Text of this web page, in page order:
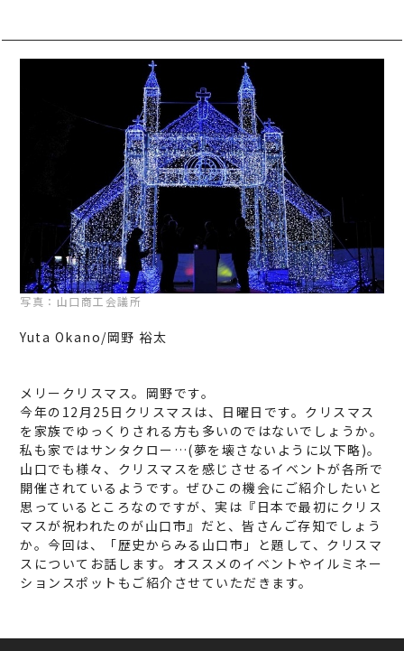
RECRUIT/エントリー
写真：山口商工会議所
Yuta Okano/岡野 裕太
メリークリスマス。岡野です。
今年の12月25日クリスマスは、日曜日です。クリスマス
を家族でゆっくりされる方も多いのではないでしょうか。
私も家ではサンタクロー…(夢を壊さないように以下略)。
山口でも様々、クリスマスを感じさせるイベントが各所で
開催されているようです。ぜひこの機会にご紹介したいと
思っているところなのですが、実は『日本で最初にクリス
マスが祝われたのが山口市』だと、皆さんご存知でしょう
か。今回は、「歴史からみる山口市」と題して、クリスマ
スについてお話します。オススメのイベントやイルミネー
ションスポットもご紹介させていただきます。